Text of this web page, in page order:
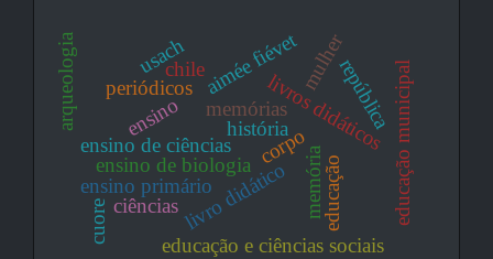
história
educação
ensino
periódicos
memória
ensino de ciências
ensino de biologia
livros didáticos
educação e ciências sociais
educação municipal
livro didático
aimée fiévetmulher
ensino primário
ciências
arqueologia memórias
chile
usach
cuore
corpo
república